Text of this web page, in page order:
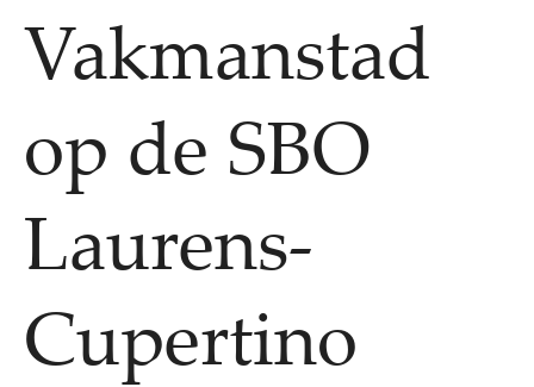
Vakmanstad
op de SBO
Laurens-
Cupertino